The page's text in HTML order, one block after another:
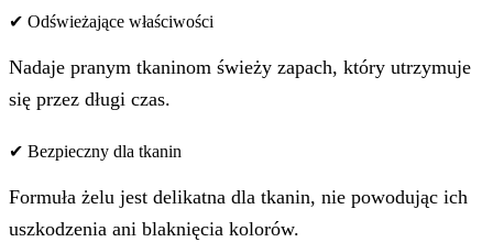
✔ Odświeżające właściwości
Nadaje pranym tkaninom świeży zapach, który utrzymuje
się przez długi czas.
✔ Bezpieczny dla tkanin
Formuła żelu jest delikatna dla tkanin, nie powodując ich
uszkodzenia ani blaknięcia kolorów.